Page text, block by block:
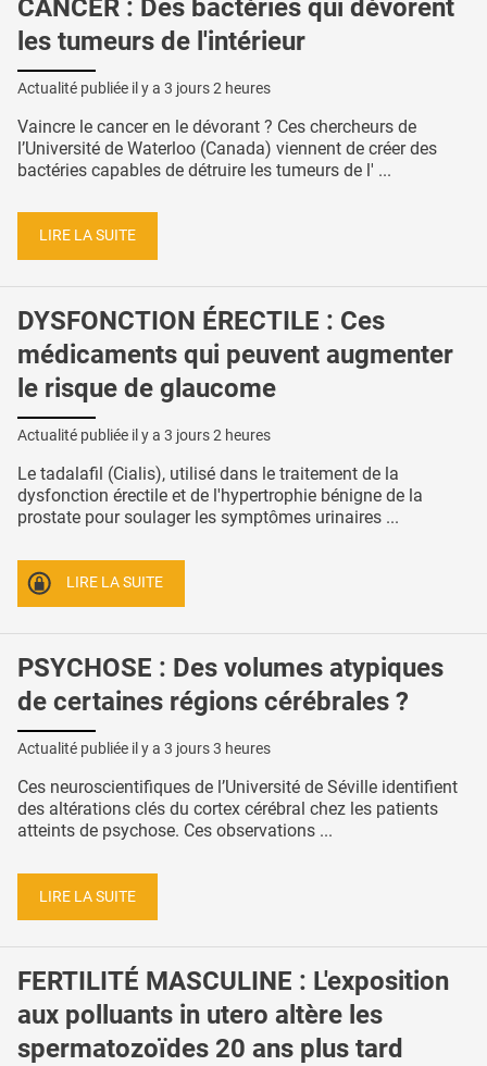
CANCER : Des bactéries qui dévorent
les tumeurs de l'intérieur
Actualité publiée il y a 3 jours 2 heures
Vaincre le cancer en le dévorant ? Ces chercheurs de
l’Université de Waterloo (Canada) viennent de créer des
bactéries capables de détruire les tumeurs de l' ...
LIRE LA SUITE
DYSFONCTION ÉRECTILE : Ces
médicaments qui peuvent augmenter
le risque de glaucome
Actualité publiée il y a 3 jours 2 heures
Le tadalafil (Cialis), utilisé dans le traitement de la
dysfonction érectile et de l'hypertrophie bénigne de la
prostate pour soulager les symptômes urinaires ...
LIRE LA SUITE
PSYCHOSE : Des volumes atypiques
de certaines régions cérébrales ?
Actualité publiée il y a 3 jours 3 heures
Ces neuroscientifiques de l’Université de Séville identifient
des altérations clés du cortex cérébral chez les patients
atteints de psychose. Ces observations ...
LIRE LA SUITE
FERTILITÉ MASCULINE : L'exposition
aux polluants in utero altère les
spermatozoïdes 20 ans plus tard